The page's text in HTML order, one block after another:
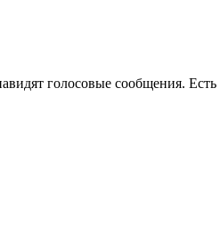
голосовые сообщения. Есть